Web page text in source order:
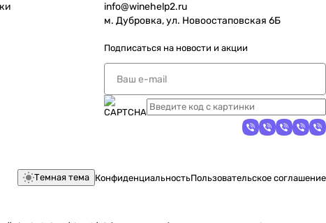
info@winehelp2.ru
м. Дубровка, ул. Новоостаповская 6Б
Подписаться на новости и акции
Темная тема КонфиденциальностьПользовательское соглашение